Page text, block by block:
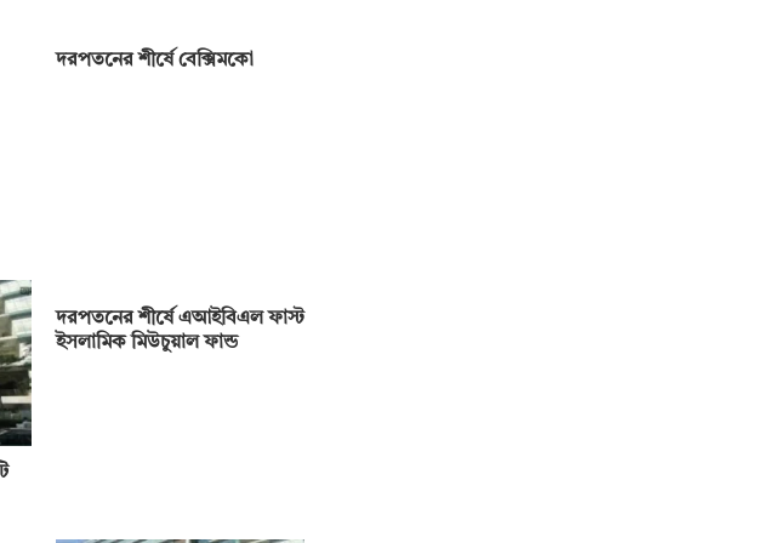
দরপতনের শীর্ষে বেক্সিমকো
দরপতনের শীর্ষে এআইবিএল ফাস্ট
ইসলামিক মিউচুয়াল ফান্ড